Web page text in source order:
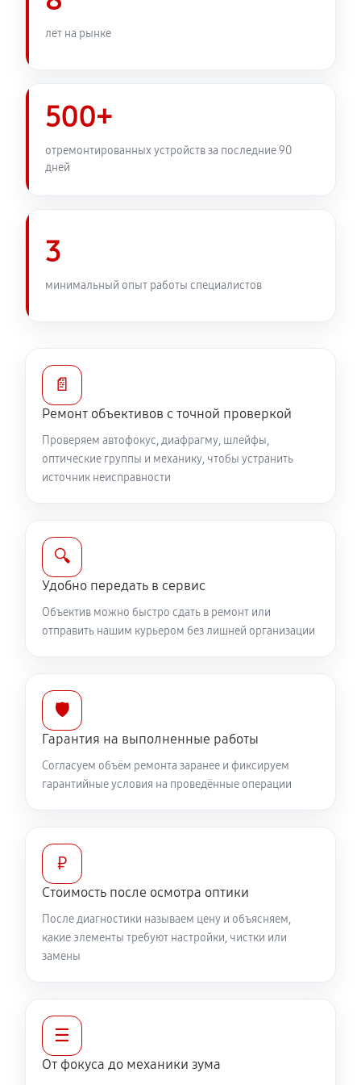
Установка подвеса объектива Canon EF 400 f/2.8L IS
USM
360 руб
Замена электронной платы
Ремонт узла автофокуса
Замена переходных шлейфов
Устранение механических повреждений
Ремонт электроники объектива Canon EF 400 f/2.8L
IS USM
810 руб 60 минут
Ремонт передней линзы объектива
720 руб 60 минут
Ремонт механических узлов
Ремонт кольца зуммирования
Разблокировка заклинивания
500 руб 60 минут
Замена светофильтра объектива Canon EF 400
f/2.8L IS USM
810 руб 60 минут
лет на рынке
500+
отремонтированных устройств за последние 90
дней
3
минимальный опыт работы специалистов
📄
Ремонт объективов с точной проверкой
Проверяем автофокус, диафрагму, шлейфы,
оптические группы и механику, чтобы устранить
источник неисправности
🔍
Удобно передать в сервис
Объектив можно быстро сдать в ремонт или
отправить нашим курьером без лишней организации
🛡️
Гарантия на выполненные работы
Согласуем объём ремонта заранее и фиксируем
гарантийные условия на проведённые операции
₽
Стоимость после осмотра оптики
После диагностики называем цену и объясняем,
какие элементы требуют настройки, чистки или
замены
☰
От фокуса до механики зума